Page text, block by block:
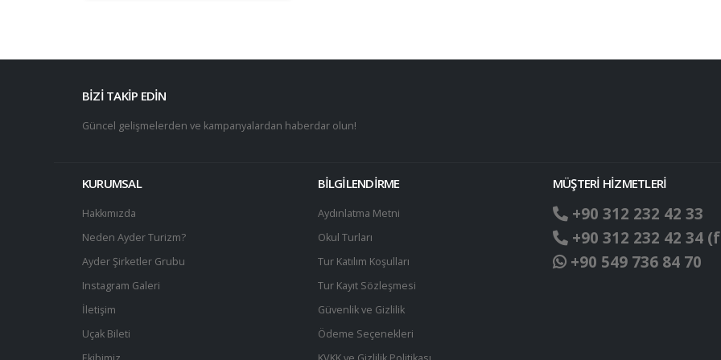
BİZİ TAKİP EDİN
Güncel gelişmelerden ve kampanyalardan haberdar olun!
KURUMSAL
Hakkımızda
Neden Ayder Turizm?
Ayder Şirketler Grubu
Instagram Galeri
İletişim
Uçak Bileti
BİLGİLENDİRME
Aydınlatma Metni
Okul Turları
Tur Katılım Koşulları
Tur Kayıt Sözleşmesi
Güvenlik ve Gizlilik
Ödeme Seçenekleri
MÜŞTERİ HİZMETLERİ
+90 312 232 42 33
+90 312 232 42 34
+90 549 736 84 70